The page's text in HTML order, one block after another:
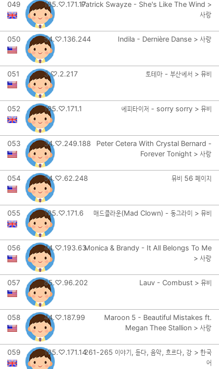
049 185.♡.171.17Patrick Swayze - She's Like The Wind >
사랑
050 54.♡.136.244 Indila - Dernière Danse > 사랑
051 3.♡.2.217 토테마 - 부산에서 > 뮤비
052 185.♡.171.1 에피타이저 - sorry sorry > 뮤비
053 34.♡.249.188
Peter Cetera With Crystal Bernard -
Forever Tonight > 사랑
054 54.♡.62.248 뮤비 56 페이지
055 185.♡.171.6 매드클라운(Mad Clown) - 동그라미 > 뮤비
056 44.♡.193.63Monica & Brandy - It All Belongs To Me
> 사랑
057 85.♡.96.202 Lauv - Combust > 뮤비
058 44.♡.187.99
Maroon 5 - Beautiful Mistakes ft.
Megan Thee Stallion > 사랑
059 185.♡.171.14261-265 이야기, 듣다, 음악, 흐르다, 강 > 한국
어